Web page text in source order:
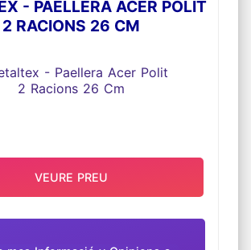
- PAELLERA ACER POLIT
2 RACIONS 26 CM
VEURE PREU